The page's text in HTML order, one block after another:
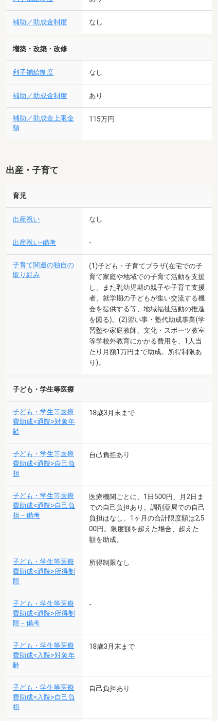
補助／助成金制度 なし
増築・改築・改修
利子補給制度 なし
補助／助成金制度 あり
補助／助成金上限金
額
115万円
出産・子育て
育児
出産祝い なし
出産祝い-備考 -
子育て関連の独自の
取り組み
(1)子ども・子育てプラザ(在宅での子
育て家庭や地域での子育て活動を支援
し、また乳幼児期の親子や子育て支援
者、就学期の子どもが集い交流する機
会を提供する等、地域福祉活動の推進
を図る)。(2)習い事・塾代助成事業(学
習塾や家庭教師、文化・スポーツ教室
等学校外教育にかかる費用を、1人当
たり月額1万円まで助成。所得制限あ
り)。
子ども・学生等医療
子ども・学生等医療
費助成<通院>対象年
齢
18歳3月末まで
子ども・学生等医療
費助成<通院>自己負
担
自己負担あり
子ども・学生等医療
費助成<通院>自己負
担－備考
医療機関ごとに、1日500円、月2日ま
での自己負担あり。調剤薬局での自己
負担はなし。1ヶ月の合計限度額は2,5
00円。限度額を超えた場合、超えた
額を助成。
子ども・学生等医療
費助成<通院>所得制
限
所得制限なし
子ども・学生等医療
費助成<通院>所得制
限－備考
-
子ども・学生等医療
費助成<入院>対象年
齢
18歳3月末まで
子ども・学生等医療
費助成<入院>自己負
担
自己負担あり